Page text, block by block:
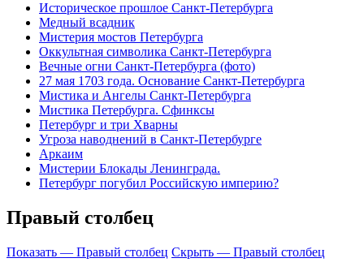
Историческое прошлое Санкт-Петербурга
Медный всадник
Мистерия мостов Петербурга
Оккультная символика Санкт-Петербурга
Вечные огни Санкт-Петербурга (фото)
27 мая 1703 года. Основание Санкт-Петербурга
Мистика и Ангелы Санкт-Петербурга
Мистика Петербурга. Сфинксы
Петербург и три Хварны
Угроза наводнений в Санкт-Петербурге
Аркаим
Мистерии Блокады Ленинграда.
Петербург погубил Российскую империю?
Правый столбец
Показать — Правый столбец Скрыть — Правый столбец